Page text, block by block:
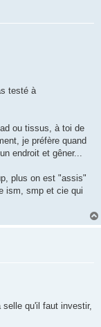
testé à
ou tissus, à toi de
je préfère quand
endroit et gêner...
plus on est "assis"
ism, smp et cie qui
qu'il faut investir,